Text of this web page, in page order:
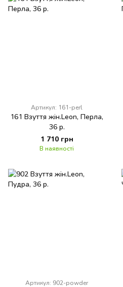
Артикул: 161-perl
161 Взуття жін.Leon, Перла,
36 р.
1 710 грн
В наявності
Артикул: 902-powder